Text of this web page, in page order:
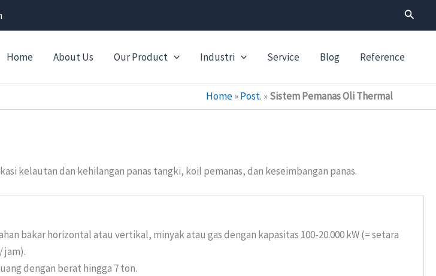
Search
Home About Us Our Product Industri Service Blog Reference
Home»Post. »Sistem Pemanas Oli Thermal
kelautan dan kehilangan panas tangki, koil pemanas, dan keseimbangan panas.
bakar horizontal atau vertikal, minyak atau gas dengan kapasitas 100-20.000 kW (= setara
jam).
dengan berat hingga 7 ton.